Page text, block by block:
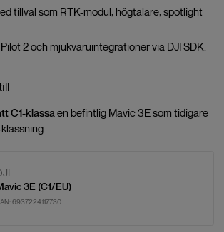
tillval som RTK-modul, högtalare, spotlight
2 och mjukvaruintegrationer via DJI SDK.
C1-klassa en befintlig Mavic 3E som tidigare
3E (C1/EU)
6937224117730